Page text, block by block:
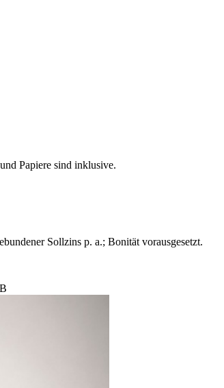
Papiere sind inklusive.
Sollzins p. a.; Bonität vorausgesetzt.
B